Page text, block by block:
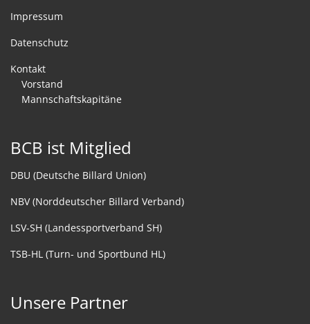
Impressum
Datenschutz
Kontakt
Vorstand
Mannschaftskapitäne
BCB ist Mitglied
DBU (Deutsche Billard Union)
NBV (Norddeutscher Billard Verband)
LSV-SH (Landessportverband SH)
TSB-HL (Turn- und Sportbund HL)
Unsere Partner